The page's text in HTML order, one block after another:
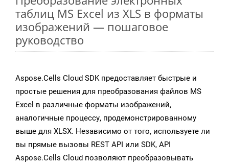
таблиц MS Excel из XLS в форматы
изображений — пошаговое
руководство
Aspose.Cells Cloud SDK предоставляет быстрые и
простые решения для преобразования файлов MS
Excel в различные форматы изображений,
аналогичные процессу, продемонстрированному
выше для XLSX. Независимо от того, используете ли
вы прямые вызовы REST API или SDK, API
Aspose.Cells Cloud позволяют преобразовывать